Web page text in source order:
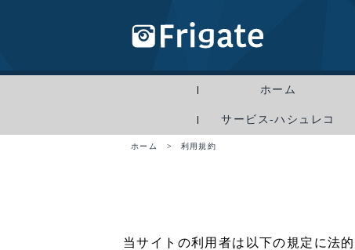
ホーム
サービス-ハシュレコ
ホーム > 利用規約
当サイトの利用者は以下の規定に法